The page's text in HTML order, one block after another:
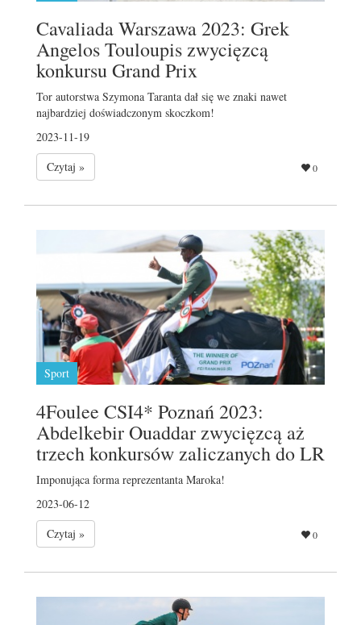
Cavaliada Warszawa 2023: Grek
Angelos Touloupis zwycięzcą
konkursu Grand Prix
Tor autorstwa Szymona Taranta dał się we znaki nawet
najbardziej doświadczonym skoczkom!
2023-11-19
Czytaj »
0
Sport
4Foulee CSI4* Poznań 2023:
Abdelkebir Ouaddar zwycięzcą aż
trzech konkursów zaliczanych do LR
Imponująca forma reprezentanta Maroka!
2023-06-12
Czytaj »
0